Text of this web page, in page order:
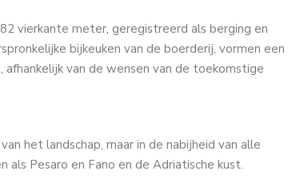
vierkante meter, geregistreerd als berging en
bijkeuken van de boerderij, vormen een
van de wensen van de toekomstige
het landschap, maar in de nabijheid van alle
Pesaro en Fano en de Adriatische kust.